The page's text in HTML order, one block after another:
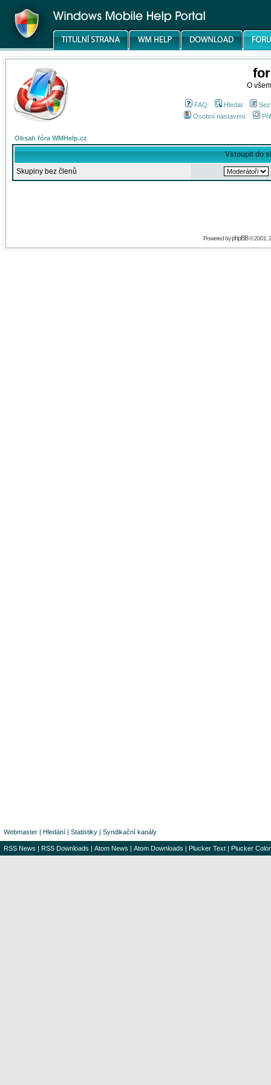
O
FAQ Hledat
Osobní nastavení
Obsah fóra WMHelp.cz
Vstoupit do
Skupiny bez členů
Powered byphpBB© 2001,
Webmaster | Hledání | Statistiky | Syndikační kanály
RSS News | RSS Downloads | Atom News | Atom Downloads | Plucker Text | Plucker Color